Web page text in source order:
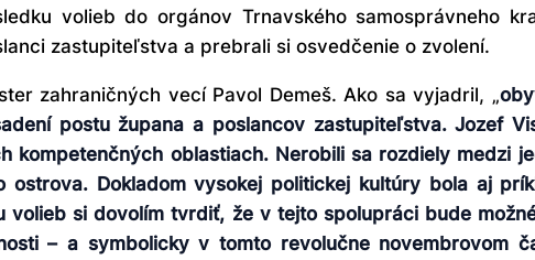
volieb do orgánov Trnavského samosprávneho
zastupiteľstva a prebrali si osvedčenie o zvolení.
zahraničných vecí Pavol Demeš. Ako sa vyjadril, „
postu župana a poslancov zastupiteľstva. Jozef
kompetenčných oblastiach. Nerobili sa rozdiely medzi
Dokladom vysokej politickej kultúry bola aj
volieb si dovolím tvrdiť, že v tejto spolupráci bude
– a symbolicky v tomto revolučne novembrovom